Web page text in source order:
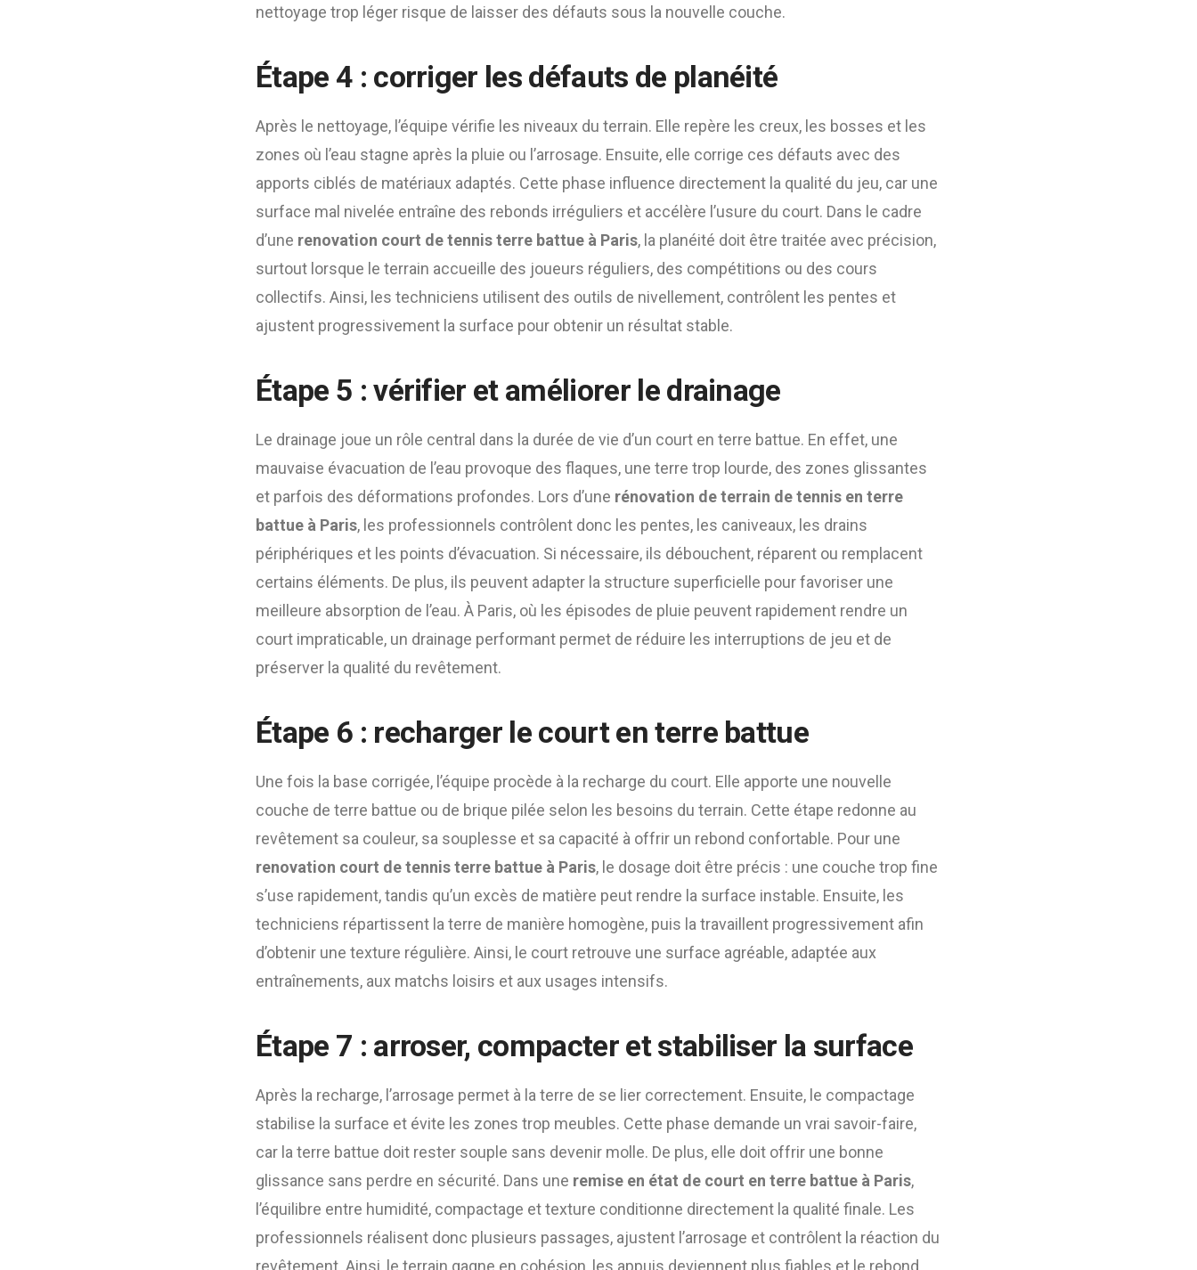
nettoyage trop léger risque de laisser des défauts sous la nouvelle couche.
Étape 4 : corriger les défauts de planéité
Après le nettoyage, l’équipe vérifie les niveaux du terrain. Elle repère les creux, les bosses et les
zones où l’eau stagne après la pluie ou l’arrosage. Ensuite, elle corrige ces défauts avec des
apports ciblés de matériaux adaptés. Cette phase influence directement la qualité du jeu, car une
surface mal nivelée entraîne des rebonds irréguliers et accélère l’usure du court. Dans le cadre
d’une renovation court de tennis terre battue à Paris, la planéité doit être traitée avec précision,
surtout lorsque le terrain accueille des joueurs réguliers, des compétitions ou des cours
collectifs. Ainsi, les techniciens utilisent des outils de nivellement, contrôlent les pentes et
ajustent progressivement la surface pour obtenir un résultat stable.
Étape 5 : vérifier et améliorer le drainage
Le drainage joue un rôle central dans la durée de vie d’un court en terre battue. En effet, une
mauvaise évacuation de l’eau provoque des flaques, une terre trop lourde, des zones glissantes
et parfois des déformations profondes. Lors d’une rénovation de terrain de tennis en terre
battue à Paris, les professionnels contrôlent donc les pentes, les caniveaux, les drains
périphériques et les points d’évacuation. Si nécessaire, ils débouchent, réparent ou remplacent
certains éléments. De plus, ils peuvent adapter la structure superficielle pour favoriser une
meilleure absorption de l’eau. À Paris, où les épisodes de pluie peuvent rapidement rendre un
court impraticable, un drainage performant permet de réduire les interruptions de jeu et de
préserver la qualité du revêtement.
Étape 6 : recharger le court en terre battue
Une fois la base corrigée, l’équipe procède à la recharge du court. Elle apporte une nouvelle
couche de terre battue ou de brique pilée selon les besoins du terrain. Cette étape redonne au
revêtement sa couleur, sa souplesse et sa capacité à offrir un rebond confortable. Pour une
renovation court de tennis terre battue à Paris, le dosage doit être précis : une couche trop fine
s’use rapidement, tandis qu’un excès de matière peut rendre la surface instable. Ensuite, les
techniciens répartissent la terre de manière homogène, puis la travaillent progressivement afin
d’obtenir une texture régulière. Ainsi, le court retrouve une surface agréable, adaptée aux
entraînements, aux matchs loisirs et aux usages intensifs.
Étape 7 : arroser, compacter et stabiliser la surface
Après la recharge, l’arrosage permet à la terre de se lier correctement. Ensuite, le compactage
stabilise la surface et évite les zones trop meubles. Cette phase demande un vrai savoir-faire,
car la terre battue doit rester souple sans devenir molle. De plus, elle doit offrir une bonne
glissance sans perdre en sécurité. Dans une remise en état de court en terre battue à Paris,
l’équilibre entre humidité, compactage et texture conditionne directement la qualité finale. Les
professionnels réalisent donc plusieurs passages, ajustent l’arrosage et contrôlent la réaction du
revêtement. Ainsi, le terrain gagne en cohésion, les appuis deviennent plus fiables et le rebond